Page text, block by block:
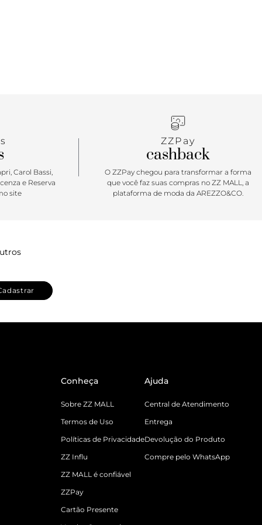
Carol Bassi,
e Reserva
site
ZZPay
cashback
O ZZPay chegou para transformar a forma
que você faz suas compras no ZZ MALL, a
plataforma de moda da AREZZO&CO.
Conheça
Sobre ZZ MALL
Termos de Uso
Políticas de Privacidade
ZZ Influ
ZZ MALL é confiável
ZZPay
Cartão Presente
Ajuda
Central de Atendimento
Entrega
Devolução do Produto
Compre pelo WhatsApp